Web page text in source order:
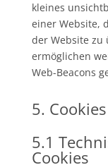
kleines
einer Website,
der Website zu
ermöglichen
Web-Beacons
5. Cookies
5.1
Cookies